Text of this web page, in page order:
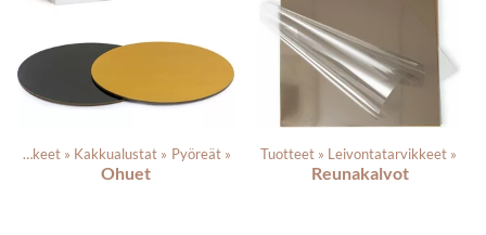
Leivontatarvikkeet ‪» Kakkualustat ‪» Pyöreät ‪»
Ohuet
Tuotteet ‪» Leivontatarvikkeet ‪»
Reunakalvot